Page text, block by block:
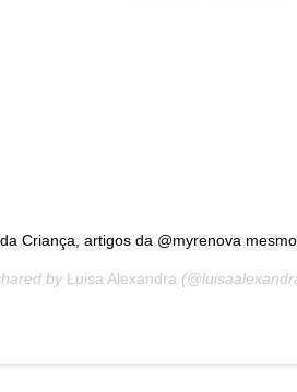
Criança, artigos da @myrenova
by Luisa Alexandra